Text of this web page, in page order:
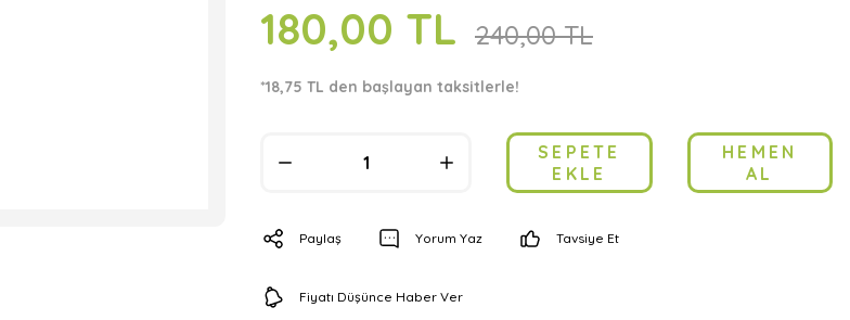
180,00 TL 240,00 TL
*18,75 TL den başlayan taksitlerle!
SEPETE
EKLE
HEMEN
AL
Paylaş Yorum Yaz Tavsiye Et
Fiyatı Düşünce Haber Ver